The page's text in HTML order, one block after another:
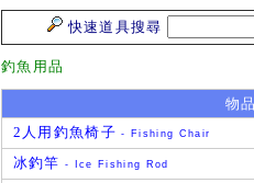
快速道具搜尋
釣魚用品
物
2人用釣魚椅子 - Fishing Chair
冰釣竿 - Ice Fishing Rod